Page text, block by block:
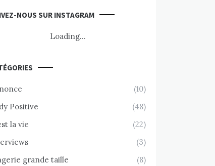
NOUS SUR INSTAGRAM
Loading...
(10)
Positive
(48)
la vie
(22)
(3)
grande taille
(8)